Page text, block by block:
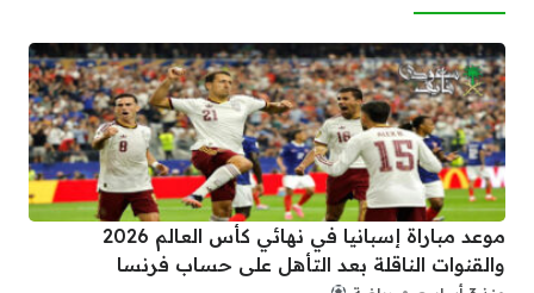
موعد مباراة إسبانيا في نهائي كأس العالم 2026
والقنوات الناقلة بعد التأهل على حساب فرنسا